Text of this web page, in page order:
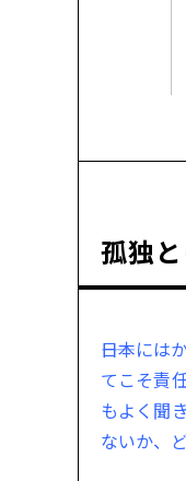
孤独
――日本に
てこそ責
もよく聞
ないか、